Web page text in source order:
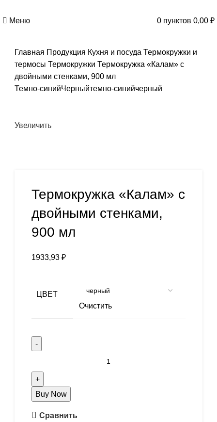
Меню 0 пунктов 0,00 ₽
Главная Продукция Кухня и посуда Термокружки и
термосы Термокружки Термокружка «Калам» с
двойными стенками, 900 мл
Темно-синийЧерныйтемно-синийчерный
Увеличить
Термокружка «Калам» с
двойными стенками,
900 мл
1933,93 ₽
ЦВЕТ
Очистить
Buy Now
Сравнить